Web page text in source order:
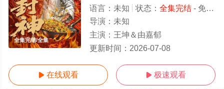
全集完结/全集
语言： 未知 状态： 全集完结- 免费在线观看
导演： 未知
主演： 王坤＆由嘉郁
更新时间： 2026-07-08
 在线观看  极速观看